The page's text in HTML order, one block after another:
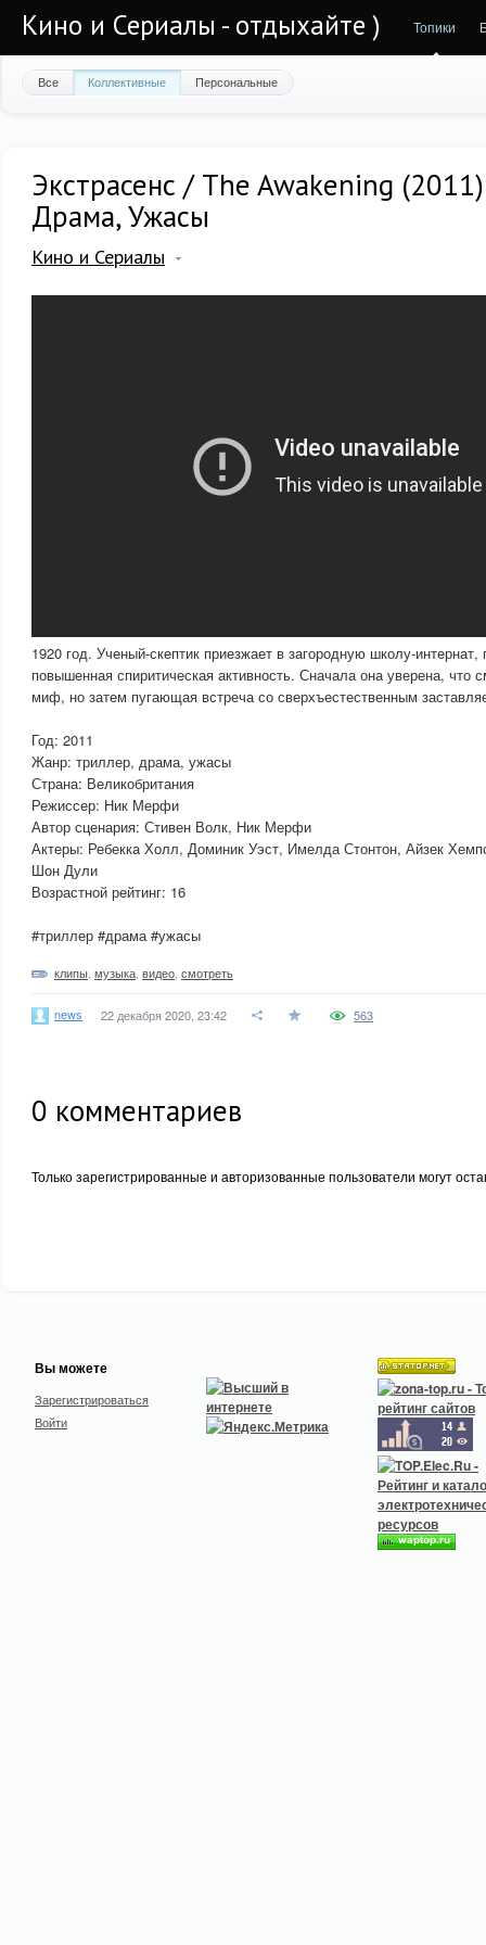
Кино и Сериалы - отдыхайте ) Топики
Все Коллективные Персональные
Экстрасенс / The Awakening
Драма, Ужасы
Кино и Сериалы
1920 год. Ученый-скептик приезжает в загородную школу-
повышенная спиритическая активность. Сначала она уверена, что
миф, но затем пугающая встреча со сверхъестественным
Год: 2011
Жанр: триллер, драма, ужасы
Страна: Великобритания
Режиссер: Ник Мерфи
Автор сценария: Стивен Волк, Ник Мерфи
Актеры: Ребекка Холл, Доминик Уэст, Имелда Стонтон, Айзек
Шон Дули
Возрастной рейтинг: 16
#триллер #драма #ужасы
клипы музыка видео смотреть
news 22 декабря 2020, 23:42 563
0 комментариев
Только зарегистрированные и авторизованные пользователи могут
Вы можете
Зарегистрироваться
Войти